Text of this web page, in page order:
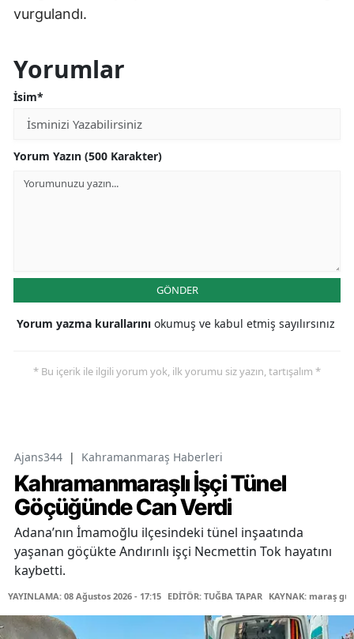
vurgulandı.
Yorumlar
İsim*
Yorum Yazın (500 Karakter)
GÖNDER
Yorum yazma kurallarını okumuş ve kabul etmiş sayılırsınız
* Bu içerik ile ilgili yorum yok, ilk yorumu siz yazın, tartışalım *
Ajans344 | Kahramanmaraş Haberleri
Kahramanmaraşlı İşçi Tünel
Göçüğünde Can Verdi
Adana’nın İmamoğlu ilçesindeki tünel inşaatında
yaşanan göçükte Andırınlı işçi Necmettin Tok hayatını
kaybetti.
YAYINLAMA: 08 Ağustos 2026 - 17:15 EDİTÖR: TUĞBA TAPAR KAYNAK: maraş